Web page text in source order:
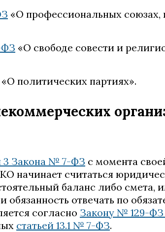
«О профессиональных союзах,
ФЗ «О свободе совести и
«О политических партиях».
3 Закона № 7-ФЗ с момента
начинает считаться
баланс либо смета,
отвечать по
согласно Закону № 129-ФЗ
статьей 13.1 № 7-ФЗ.